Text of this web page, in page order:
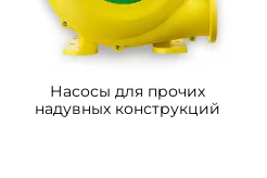
Насосы для прочих
надувных конструкций